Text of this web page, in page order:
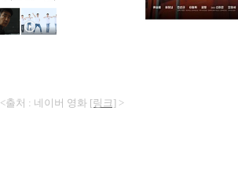
<출처 : 네이버 영화 [링크] >